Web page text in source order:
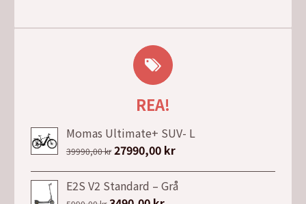
REA!
Momas Ultimate+ SUV- L
39990,00kr Det
ursprungliga
priset
27990,00 krDet
nuvarande
priset
E2S V2 Standard – Grå